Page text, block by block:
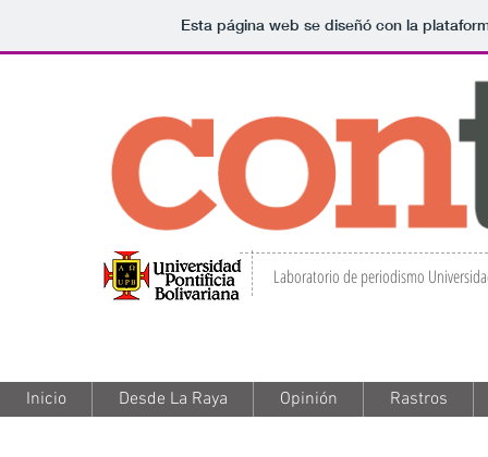
Esta página web se diseñó con la
Laboratorio de periodismo
Inicio Desde La Raya Opinión Rastros
Inicio Desde La Raya Opinión Rastros